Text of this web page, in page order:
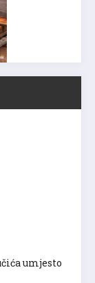
umjesto